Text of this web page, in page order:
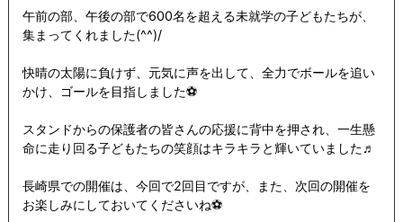
午前の部、午後の部で600名を超える未就学の子どもたちが、
集まってくれました(^^)/
快晴の太陽に負けず、元気に声を出して、全力でボールを追い
かけ、ゴールを目指しました⚽
スタンドからの保護者の皆さんの応援に背中を押され、一生懸
命に走り回る子どもたちの笑顔はキラキラと輝いていました♬
長崎県での開催は、今回で2回目ですが、また、次回の開催を
お楽しみにしておいてくださいね⚽